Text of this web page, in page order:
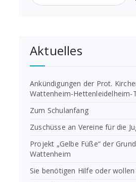
Aktuelles
Ankündigungen der Prot.
Wattenheim-Hettenleidelheim-
Zum Schulanfang
Zuschüsse an Vereine für die
Projekt „Gelbe Füße“ der
Wattenheim
Sie benötigen Hilfe oder